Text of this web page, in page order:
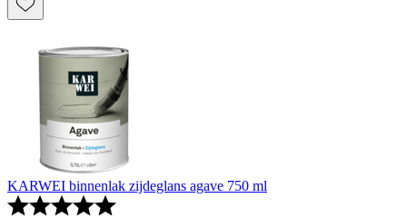
KARWEI binnenlak zijdeglans agave 750 ml